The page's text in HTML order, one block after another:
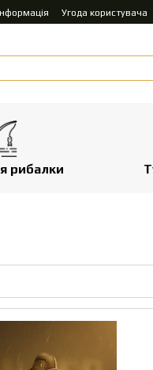
Угода користувача
рибалки